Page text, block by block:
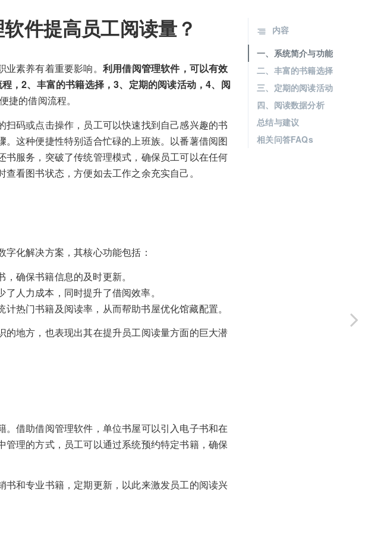
件提高员工阅读量？
素养有着重要影响。 利用借阅管理软件，可以有效
，2、丰富的书籍选择，3、定期的阅读活动，4、阅
的借阅流程。
码或点击操作，员工可以快速找到自己感兴趣的书
这种便捷性特别适合忙碌的上班族。以番薯借阅图
服务，突破了传统管理模式，确保员工可以在任何
看图书状态，方便如去工作之余充实自己。
化解决方案，其核心功能包括：
确保书籍信息的及时更新。
人力成本，同时提升了借阅效率。
热门书籍及阅读率，从而帮助书屋优化馆藏配置。
地方，也表现出其在提升员工阅读量方面的巨大潜
借助借阅管理软件，单位书屋可以引入电子书和在
理的方式，员工可以通过系统预约特定书籍，确保
和专业书籍，定期更新，以此来激发员工的阅读兴
内容
一、系统简介与功能
二、丰富的书籍选择
三、定期的阅读活动
四、阅读数据分析
总结与建议
相关问答FAQs